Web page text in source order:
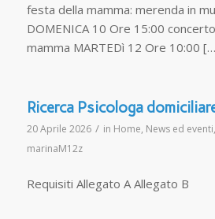
festa della mamma: merenda in
DOMENICA 10 Ore 15:00
mamma MARTEDì 12 Ore 10:00
Ricerca Psicologa
20 Aprile 2026 / in Home, News ed eventi,
marinaM12z
Requisiti Allegato A Allegato B